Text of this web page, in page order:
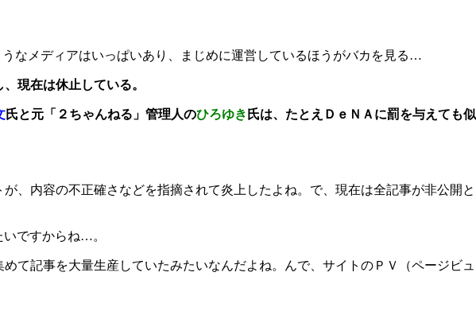
うなメディアはいっぱいあり、まじめに運営しているほうがバカを見る…
現在は休止している。
氏と元「２ちゃんねる」管理人のひろゆき 氏は、たとえＤｅＮＡに罰を与えても似
、内容の不正確さなどを指摘されて炎上したよね。で、現在は全記事が非公開と
ですからね…。
記事を大量生産していたみたいなんだよね。んで、サイトのＰＶ（ページビュ